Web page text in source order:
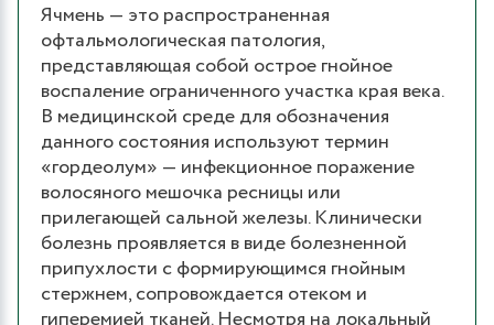
Ячмень — это распространенная
офтальмологическая патология,
представляющая собой острое гнойное
воспаление ограниченного участка края века.
В медицинской среде для обозначения
данного состояния используют термин
«гордеолум» — инфекционное поражение
волосяного мешочка ресницы или
прилегающей сальной железы. Клинически
болезнь проявляется в виде болезненной
припухлости с формирующимся гнойным
стержнем, сопровождается отеком и